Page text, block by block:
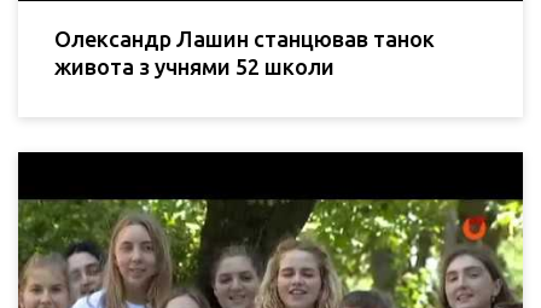
Олександр Лашин станцював танок
живота з учнями 52 школи